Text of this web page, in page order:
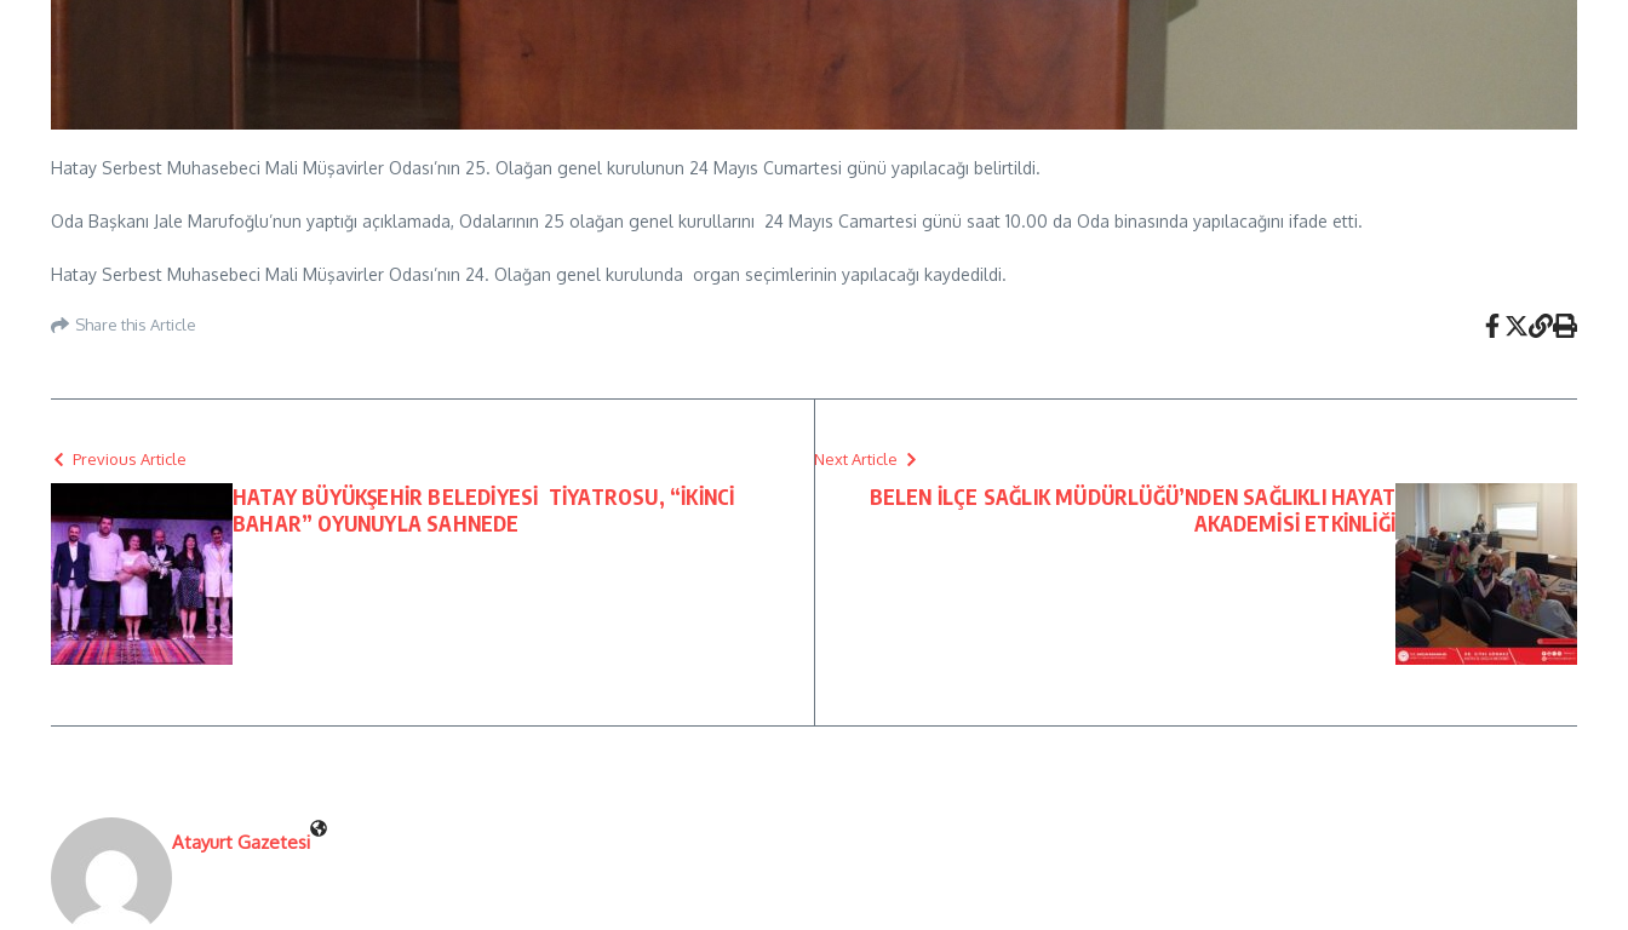
Hatay Serbest Muhasebeci Mali Müşavirler Odası’nın 25. Olağan genel kurulunun 24 Mayıs Cumartesi günü yapılacağı belirtildi.
Oda Başkanı Jale Marufoğlu’nun yaptığı açıklamada, Odalarının 25 olağan genel kurullarını 24 Mayıs Camartesi günü saat 10.00 da Oda binasında yapılacağını ifade etti.
Hatay Serbest Muhasebeci Mali Müşavirler Odası’nın 24. Olağan genel kurulunda organ seçimlerinin yapılacağı kaydedildi.
Share this Article
Previous Article
HATAY BÜYÜKŞEHİR BELEDİYESİ TİYATROSU, “İKİNCİ
BAHAR” OYUNUYLA SAHNEDE
Next Article
BELEN İLÇE SAĞLIK MÜDÜRLÜĞÜ’NDEN SAĞLIKLI HAYAT
AKADEMİSİ ETKİNLİĞİ
Atayurt Gazetesi